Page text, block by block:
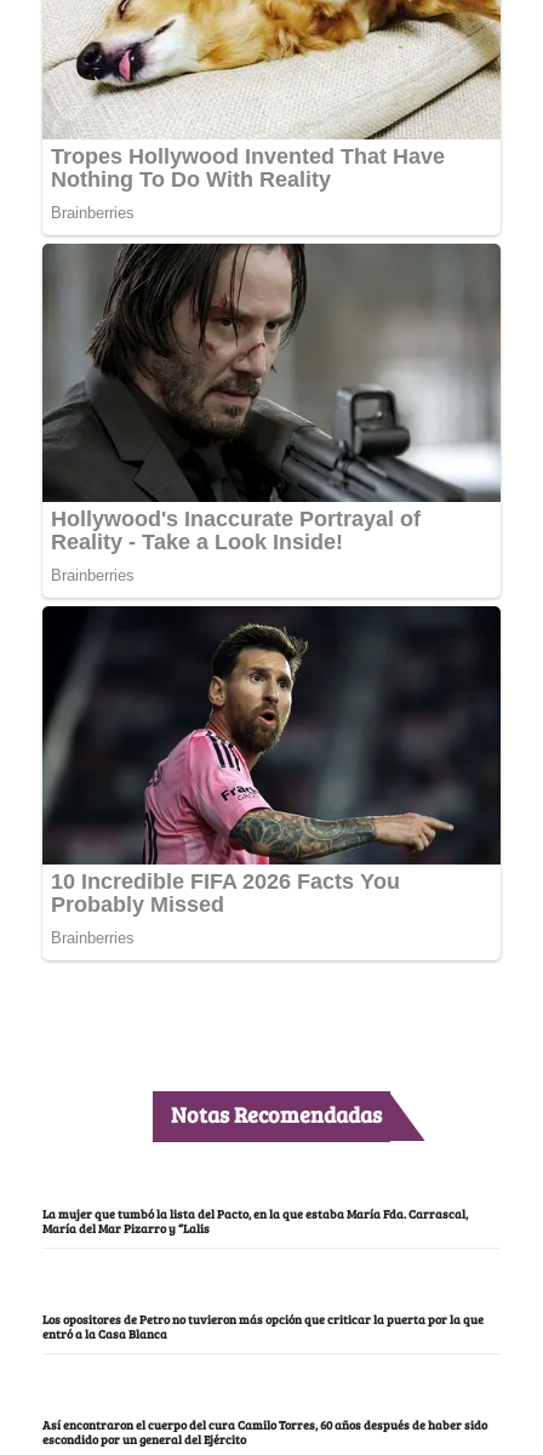
Notas Recomendadas
La mujer que tumbó la lista del Pacto, en la que estaba María Fda. Carrascal,
María del Mar Pizarro y “Lalis
Los opositores de Petro no tuvieron más opción que criticar la puerta por la que
entró a la Casa Blanca
Así encontraron el cuerpo del cura Camilo Torres, 60 años después de haber sido
escondido por un general del Ejército